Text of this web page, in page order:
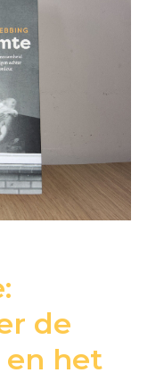
de
en het